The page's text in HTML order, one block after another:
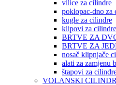
vilice za cilindre
poklopac-dno za
kugle za cilindre
klipovi za cilindre
BRTVE ZA
BRTVE ZA
nosač klipnjače
alati za zamjenu
štapovi za
VOLANSKI